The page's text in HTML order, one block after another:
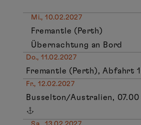
Mi., 10.02.2027
Fremantle (Perth)
Übernachtung an Bord
Do., 11.02.2027
Fremantle (Perth), Abfahrt
Fr., 12.02.2027
Busselton/Australien, 07.00